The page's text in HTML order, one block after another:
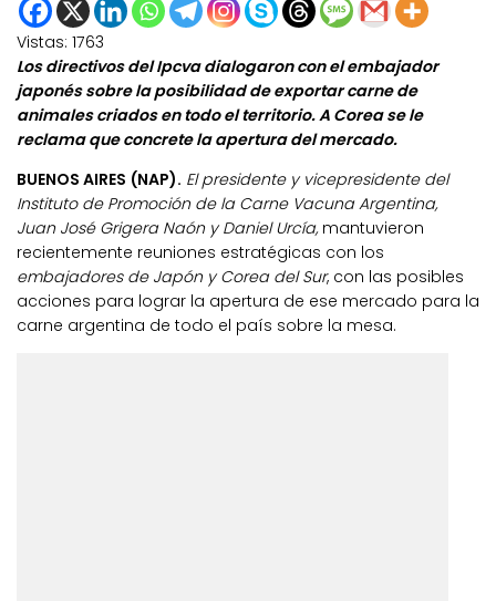
Vistas: 1763
Los directivos del Ipcva dialogaron con el embajador
japonés sobre la posibilidad de exportar carne de
animales criados en todo el territorio. A Corea se le
reclama que concrete la apertura del mercado.
BUENOS AIRES (NAP). El presidente y vicepresidente del
Instituto de Promoción de la Carne Vacuna Argentina,
Juan José Grigera Naón y Daniel Urcía,mantuvieron
recientemente reuniones estratégicas con los
embajadores de Japón y Corea del Sur, con las posibles
acciones para lograr la apertura de ese mercado para la
carne argentina de todo el país sobre la mesa.